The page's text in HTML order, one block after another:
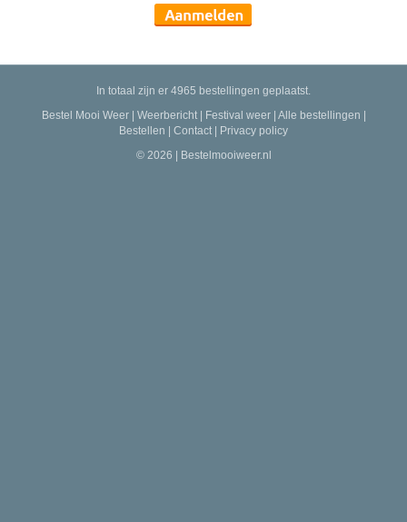
In totaal zijn er 4965 bestellingen geplaatst.
Bestel Mooi Weer| Weerbericht| Festival weer| Alle bestellingen
Bestellen
Contact
Privacy policy
© 2026 | Bestelmooiweer.nl